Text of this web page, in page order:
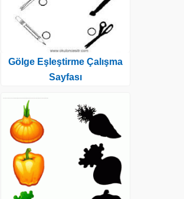
Gölge Eşleştirme Çalışma
Sayfası